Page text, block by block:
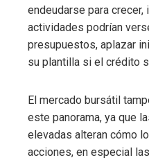
endeudarse para
actividades podrían
presupuestos, aplazar
su plantilla si el crédito
El mercado bursátil
este panorama, ya que
elevadas alteran cómo
acciones, en especial